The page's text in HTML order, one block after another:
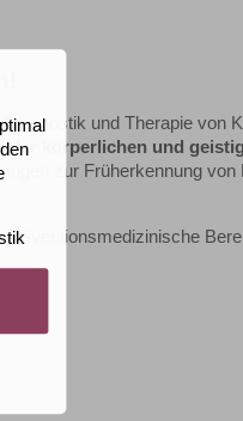
und Therapie von
körperlichen und
zur Früherkennung